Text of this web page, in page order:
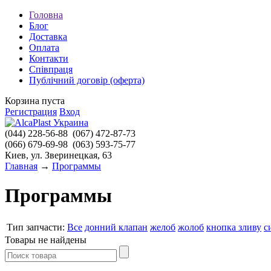
Головна
Блог
Доставка
Оплата
Контакти
Співпраця
Публічний договір (оферта)
Корзина пуста
Регистрация Вход
(044) 228-56-88 (067) 472-87-73
(066) 679-69-98 (063) 593-75-77
Киев, ул. Зверинецкая, 63
Главная → Программы
Программы
Тип запчасти: Все донний клапан желоб жолоб кнопка зливу
Товары не найдены